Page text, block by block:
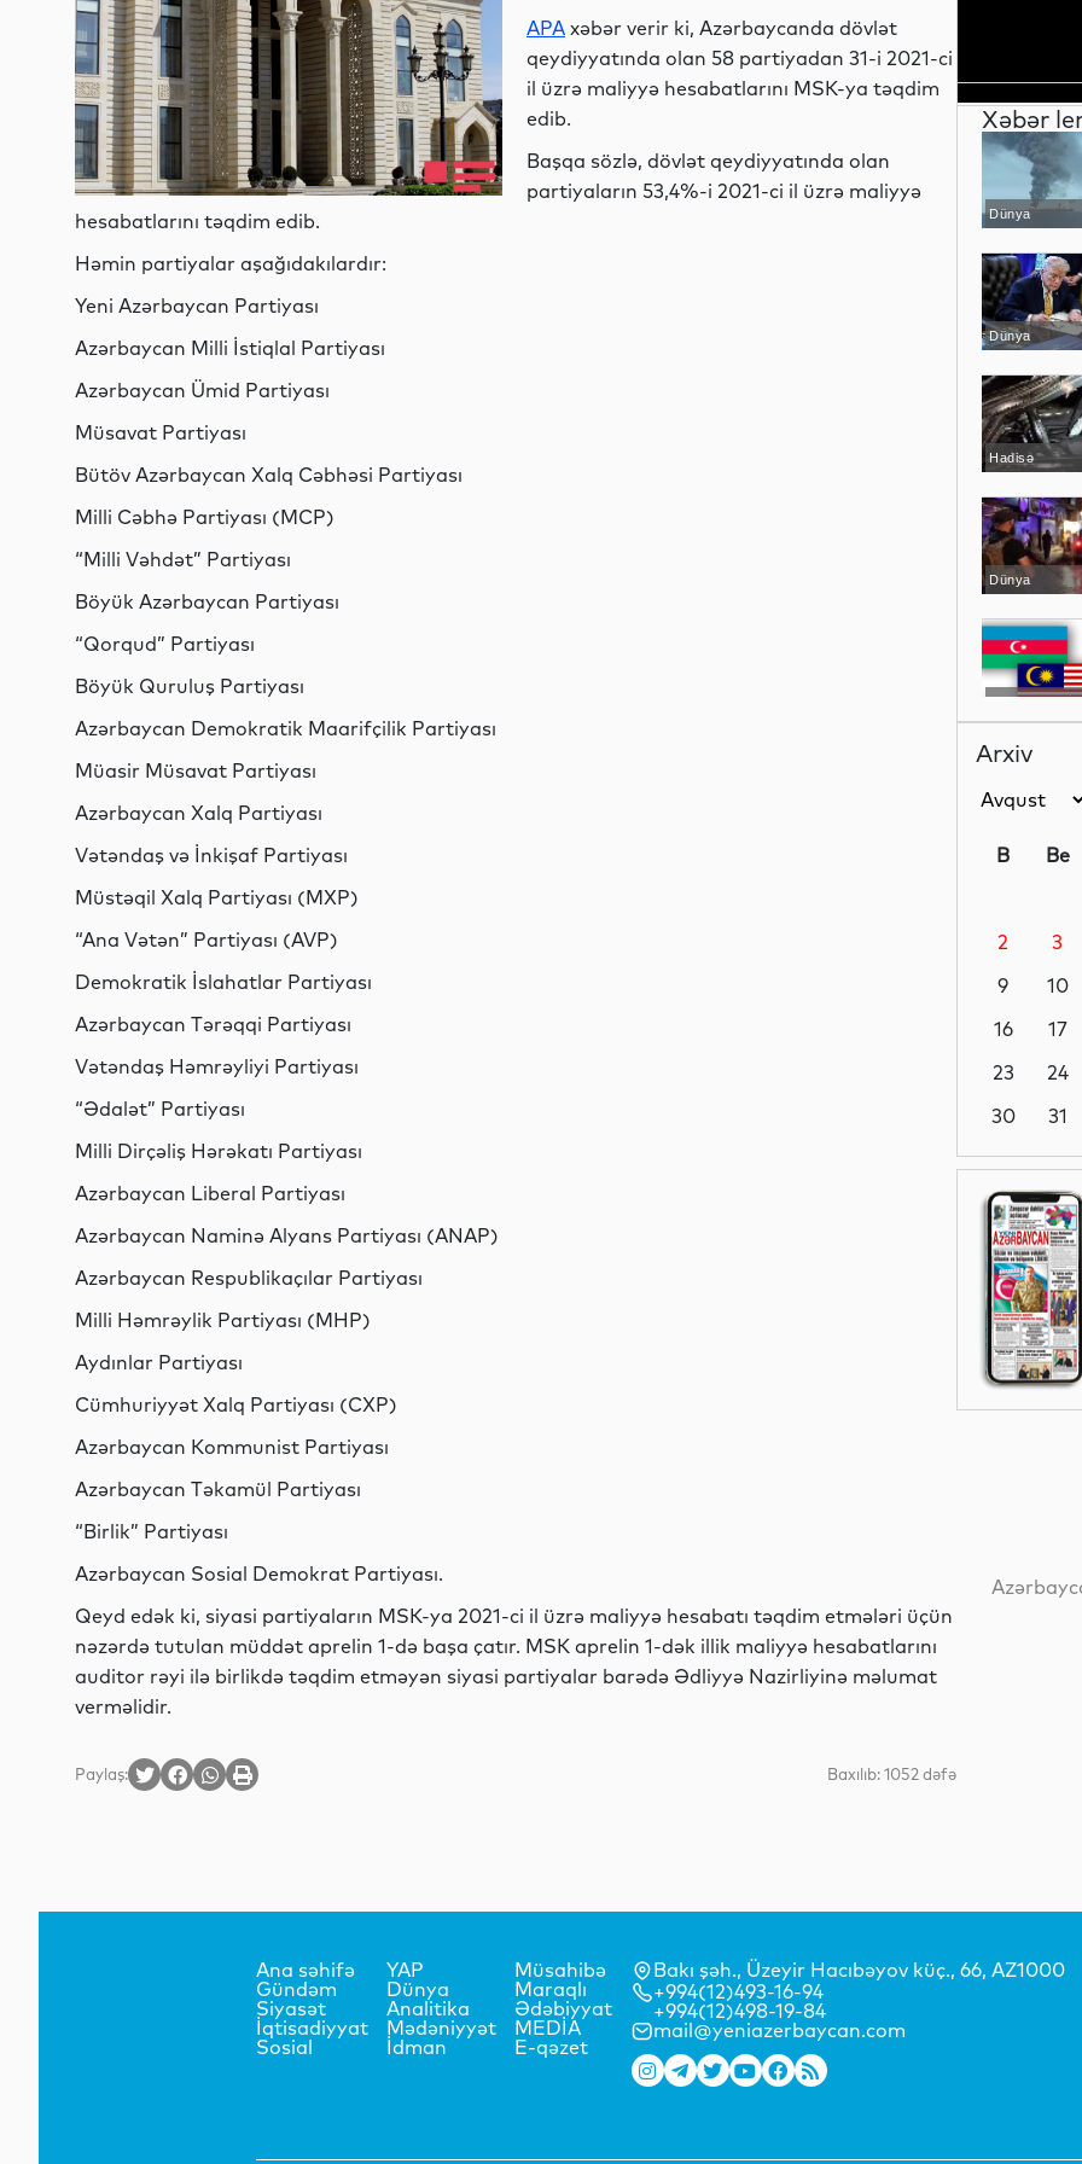
APA xəbər verir ki, Azərbaycanda dövlət
qeydiyyatında olan 58 partiyadan 31-i 2021-ci
il üzrə maliyyə hesabatlarını MSK-ya təqdim
edib.
Başqa sözlə, dövlət qeydiyyatında olan
partiyaların 53,4%-i 2021-ci il üzrə maliyyə
hesabatlarını təqdim edib.
Həmin partiyalar aşağıdakılardır:
Yeni Azərbaycan Partiyası
Azərbaycan Milli İstiqlal Partiyası
Azərbaycan Ümid Partiyası
Müsavat Partiyası
Bütöv Azərbaycan Xalq Cəbhəsi Partiyası
Milli Cəbhə Partiyası (MCP)
“Milli Vəhdət” Partiyası
Böyük Azərbaycan Partiyası
“Qorqud” Partiyası
Böyük Quruluş Partiyası
Azərbaycan Demokratik Maarifçilik Partiyası
Müasir Müsavat Partiyası
Azərbaycan Xalq Partiyası
Vətəndaş və İnkişaf Partiyası
Müstəqil Xalq Partiyası (MXP)
“Ana Vətən” Partiyası (AVP)
Demokratik İslahatlar Partiyası
Azərbaycan Tərəqqi Partiyası
Vətəndaş Həmrəyliyi Partiyası
“Ədalət” Partiyası
Milli Dirçəliş Hərəkatı Partiyası
Azərbaycan Liberal Partiyası
Azərbaycan Naminə Alyans Partiyası (ANAP)
Azərbaycan Respublikaçılar Partiyası
Milli Həmrəylik Partiyası (MHP)
Aydınlar Partiyası
Cümhuriyyət Xalq Partiyası (CXP)
Azərbaycan Kommunist Partiyası
Azərbaycan Təkamül Partiyası
“Birlik” Partiyası
Azərbaycan Sosial Demokrat Partiyası.
Qeyd edək ki, siyasi partiyaların MSK-ya 2021-ci il üzrə maliyyə hesabatı təqdim etmələri üçün
nəzərdə tutulan müddət aprelin 1-də başa çatır. MSK aprelin 1-dək illik maliyyə hesabatlarını
auditor rəyi ilə birlikdə təqdim etməyən siyasi partiyalar barədə Ədliyyə Nazirliyinə məlumat
verməlidir.
Paylaş: Baxılıb: 1052 dəfə
Xəbər
Dünya
Dünya
Hadisə
Dünya
Siyasət
Siyasət
Siyasət
Dünya
Siyasət
Arxiv
B Be
2
3
9
10
16
17
23
24
30
31
Ana səhifə
Gündəm
Siyasət
İqtisadiyyat
Sosial
YAP
Dünya
Analitika
Mədəniyyət
İdman
Müsahibə
Maraqlı
Ədəbiyyat
MEDİA
E-qəzet
Bakı şəh., Üzeyir Hacıbəyov küç., 66, AZ1000
+994(12)493-16-94
+994(12)498-19-84
mail@yeniazerbaycan.com